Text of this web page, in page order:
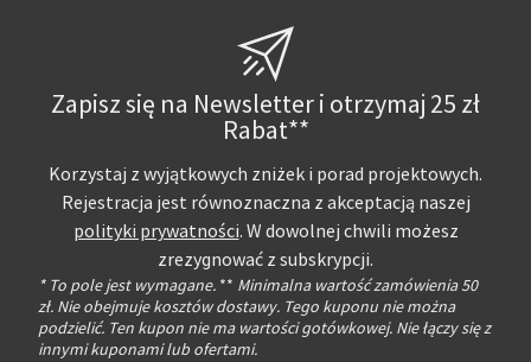
Zapisz się na Newsletter i otrzymaj 25 zł
Rabat**
Korzystaj z wyjątkowych zniżek i porad projektowych.
Rejestracja jest równoznaczna z akceptacją naszej
polityki prywatności. W dowolnej chwili możesz
zrezygnować z subskrypcji.
* To pole jest wymagane. ** Minimalna wartość zamówienia 50
zł. Nie obejmuje kosztów dostawy. Tego kuponu nie można
podzielić. Ten kupon nie ma wartości gotówkowej. Nie łączy się z
innymi kuponami lub ofertami.